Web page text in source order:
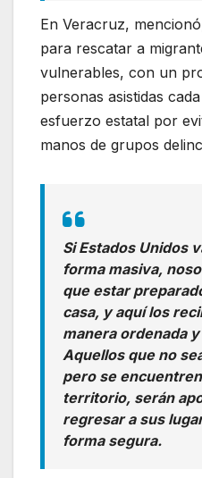
En Veracruz,
para rescatar a
vulnerables, con un
personas asistidas
esfuerzo estatal por
manos de grupos
Si Estados Unidos
forma masiva,
que estar
casa, y aquí los
manera ordenada
Aquellos que no
pero se
territorio, serán
regresar a sus
forma segura.